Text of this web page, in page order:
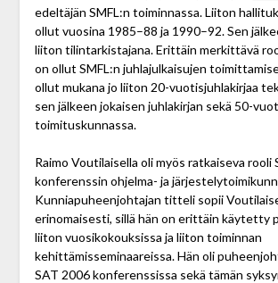
edeltäjän SMFL:n toiminnassa. Liiton
ollut vuosina 1985–88 ja 1990–92. Sen
liiton tilintarkistajana. Erittäin merkittävä
on ollut SMFL:n juhlajulkaisujen
ollut mukana jo liiton 20-vuotisjuhlakirjaa
sen jälkeen jokaisen juhlakirjan sekä 50-
toimituskunnassa.
Raimo Voutilaisella oli myös ratkaiseva rooli
konferenssin ohjelma- ja
Kunniapuheenjohtajan titteli sopii
erinomaisesti, sillä hän on erittäin käytetty
liiton vuosikokouksissa ja liiton toiminnan
kehittämisseminaareissa. Hän oli
SAT 2006 konferenssissa sekä tämän